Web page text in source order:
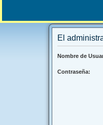
El
Nombre de
Contraseña: